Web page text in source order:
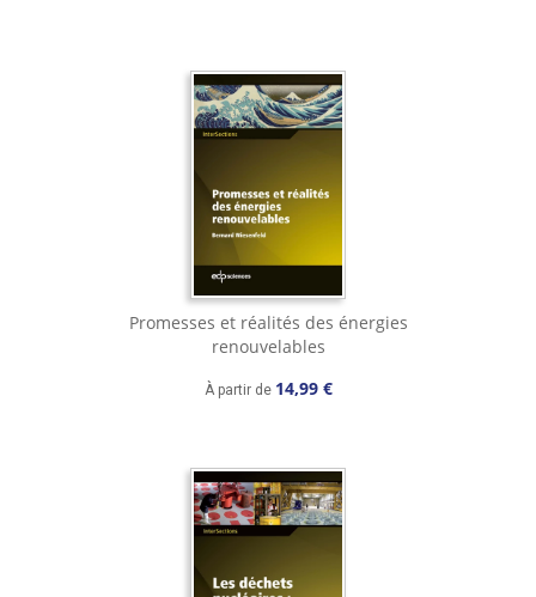
Promesses et réalités des énergies
renouvelables
À partir de 14,99 €